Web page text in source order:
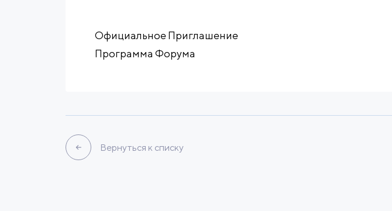
Официальное Приглашение
Программа Форума
Вернуться к списку